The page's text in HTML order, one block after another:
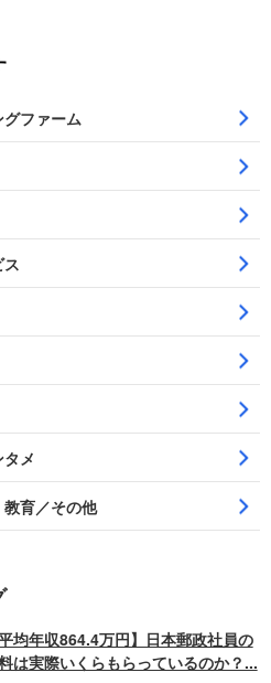
ファーム
メ
育／その他
平均年収864.4万円】日本郵政社員の
は実際いくらもらっているのか？...